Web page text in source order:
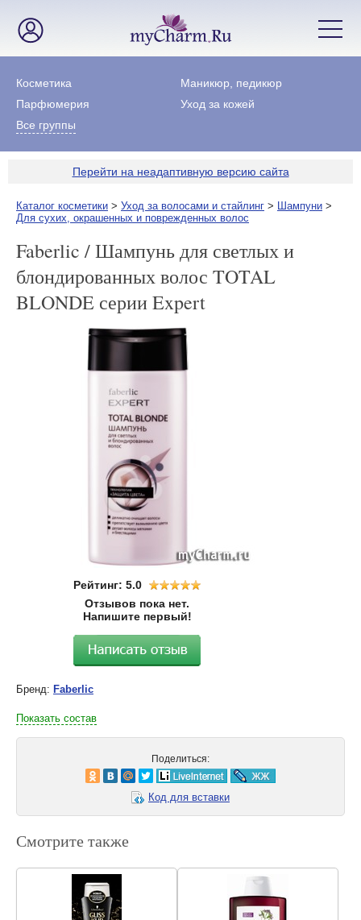
Косметика
Маникюр, педикюр
Парфюмерия
Уход за кожей
Все группы
Перейти на неадаптивную версию сайта
Каталог косметики > Уход за волосами и стайлинг > Шампуни >
Для сухих, окрашенных и поврежденных волос
Faberlic / Шампунь для светлых и
блондированных волос TOTAL
BLONDE серии Expert
Рейтинг: 5.0
Отзывов пока нет.
Напишите первый!
Бренд: Faberlic
Показать состав
Поделиться:
Код для вставки
Смотрите также